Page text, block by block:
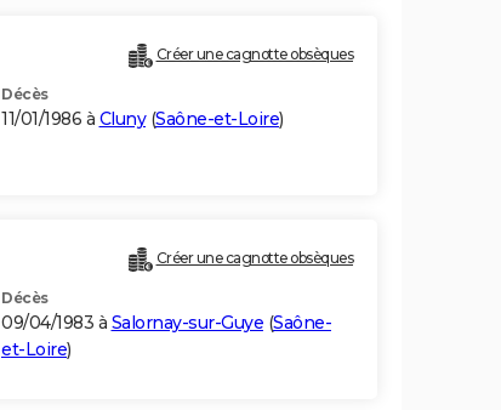
Créer une cagnotte obsèques
Décès
11/01/1986 à Cluny(Saône-et-Loire)
Créer une cagnotte obsèques
Décès
09/04/1983 à Salornay-sur-Guye (Saône-
et-Loire)